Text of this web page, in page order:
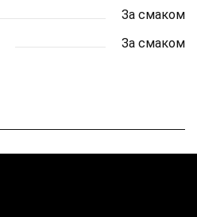
За смаком
За смаком